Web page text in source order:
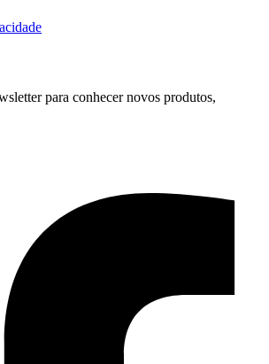
para conhecer novos produtos,